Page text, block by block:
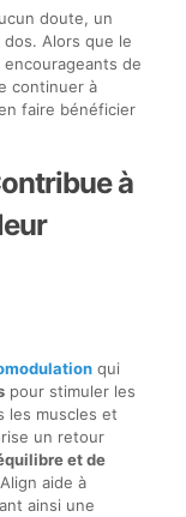
doute, un
Alors que le
encourageants de
continuer à
faire bénéficier
à
qui
pour stimuler les
les muscles et
un retour
et de
aide à
ainsi une